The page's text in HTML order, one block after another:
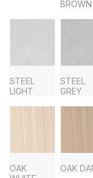
BROWN
STEEL
LIGHT
STEEL
GREY
OAK
OAK